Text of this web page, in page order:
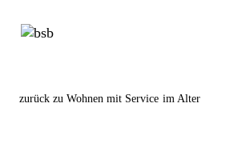
zurück zu Wohnen mit Service im Alter